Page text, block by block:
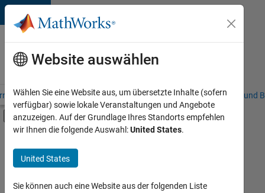
Weiter zum Inhalt
Karriere
bei
MathWorks
– Übersicht Stellensuche Niederlassungen Studierende und
Umschaltung für Off-Canvas-
Hauptinhalt
Information Technology
Commercial Sales
Inside Sales
+4
Website auswählen
Wählen Sie eine Website aus, um übersetzte Inhalte (sofern
verfügbar) sowie lokale Veranstaltungen und Angebote
anzuzeigen. Auf der Grundlage Ihres Standorts empfehlen
wir Ihnen die folgende Auswahl:United States.
United States
Sie können auch eine Website aus der folgenden Liste